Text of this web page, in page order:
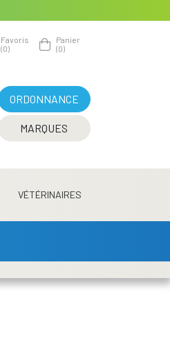
Favoris
(0)
Panier
(0)
ORDONNANCE
MARQUES
VÉTÉRINAIRES